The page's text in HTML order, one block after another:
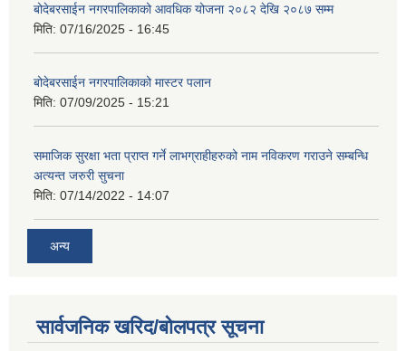
बोदेबरसाईन नगरपालिकाको आवधिक योजना २०८२ देखि २०८७ सम्म
मिति: 07/16/2025 - 16:45
बोदेबरसाईन नगरपालिकाको मास्टर पलान
मिति: 07/09/2025 - 15:21
समाजिक सुरक्षा भता प्राप्त गर्ने लाभग्राहीहरुको नाम नविकरण गराउने सम्बन्धि
अत्यन्त जरुरी सुचना
मिति: 07/14/2022 - 14:07
अन्य
सार्वजनिक खरिद/बोलपत्र सूचना